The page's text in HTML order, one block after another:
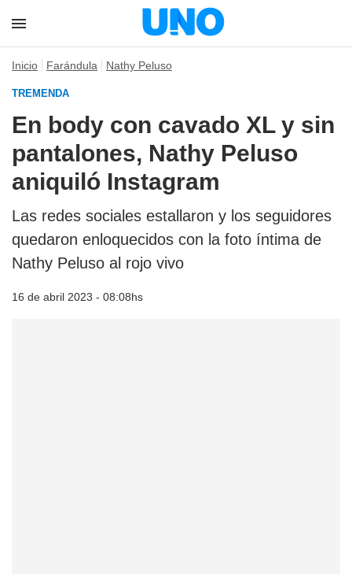
Inicio Farándula Nathy Peluso
TREMENDA
En body con cavado XL y sin
pantalones, Nathy Peluso
aniquiló Instagram
Las redes sociales estallaron y los seguidores
quedaron enloquecidos con la foto íntima de
Nathy Peluso al rojo vivo
16 de abril 2023 - 08:08hs